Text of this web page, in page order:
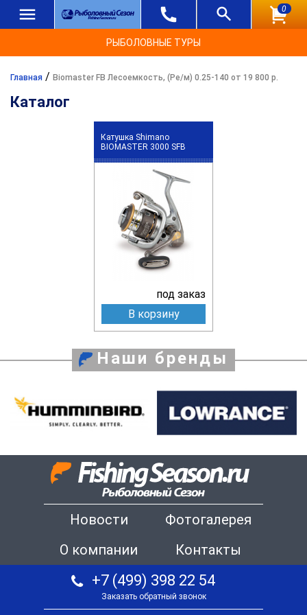
0
РЫБОЛОВНЫЕ ТУРЫ
Главная / Biomaster FB Лесоемкость, (Ре/м) 0.25-140 от 19 800 р.
Каталог
Катушка Shimano
BIOMASTER 3000 SFB
под заказ
В корзину
Наши бренды
Новости
Фотогалерея
О компании
Контакты
+7 (499) 398 22 54
Заказать обратный звонок